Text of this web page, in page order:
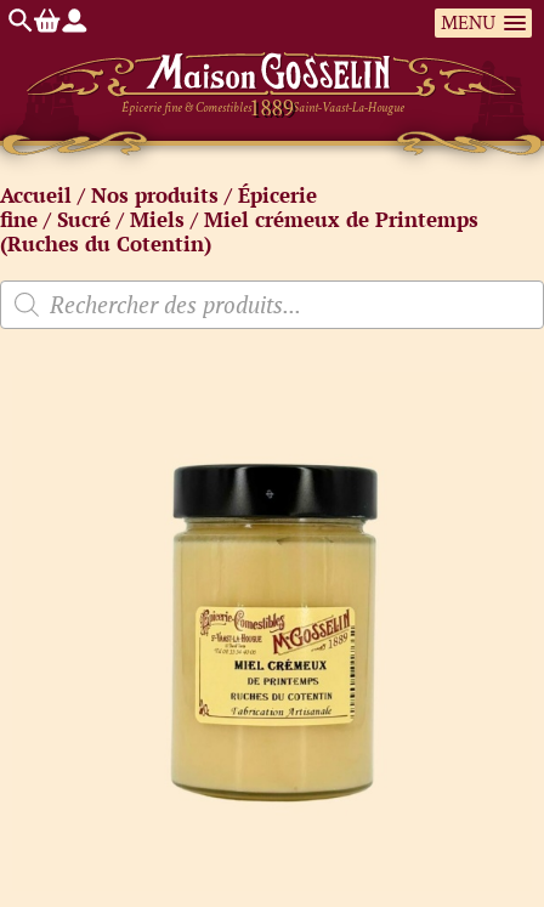
MENU
Épicerie fine & Comestibles Saint-Vaast-La-Hougue
Accueil /Nos produits /Épicerie
fine /Sucré /Miels / Miel crémeux de Printemps
(Ruches du Cotentin)